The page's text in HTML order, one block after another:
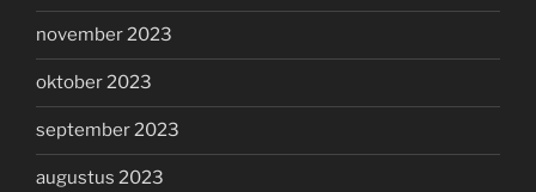
november 2023
oktober 2023
september 2023
augustus 2023